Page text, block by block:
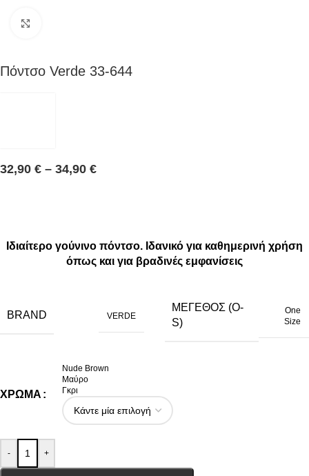
Πόντσο Verde 33-644
32,90 € – 34,90 €
Ιδιαίτερο γούνινο πόντσο. Ιδανικό για καθημερινή χρήση
όπως και για βραδινές εμφανίσεις
BRAND VERDE
ΜΈΓΕΘΟΣ (O-
S)
One
Size
ΧΡΏΜΑ
Nude Brown
Μαύρο
Γκρι
- +